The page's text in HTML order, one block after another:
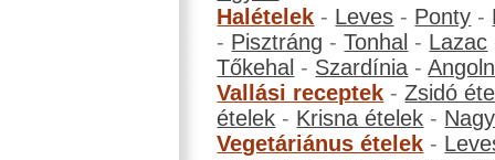
Halételek - Leves - Ponty -
- Pisztráng -Tonhal - Lazac
Tőkehal - Szardínia -
Vallási receptek -Zsidó
ételek - Krisna ételek -
Vegetáriánus ételek -